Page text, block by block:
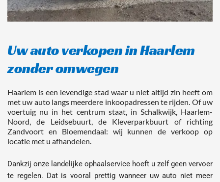
Uw auto verkopen in Haarlem
zonder omwegen
Haarlem is een levendige stad waar u niet altijd zin heeft om
met uw auto langs meerdere inkoopadressen te rijden. Of uw
voertuig nu in het centrum staat, in Schalkwijk, Haarlem-
Noord, de Leidsebuurt, de Kleverparkbuurt of richting
Zandvoort en Bloemendaal: wij kunnen de verkoop op
locatie met u afhandelen.
Dankzij onze landelijke ophaalservice hoeft u zelf geen vervoer
te regelen. Dat is vooral prettig wanneer uw auto niet meer